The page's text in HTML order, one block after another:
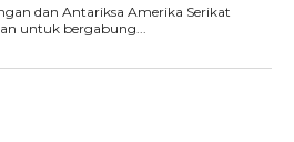
dan Antariksa Amerika Serikat
untuk bergabung...